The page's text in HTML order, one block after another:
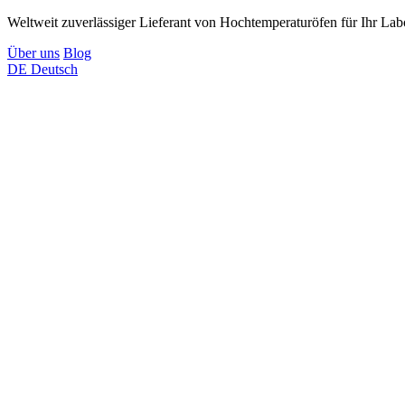
Weltweit zuverlässiger Lieferant von Hochtemperaturöfen für Ihr
Über uns Blog
DE Deutsch